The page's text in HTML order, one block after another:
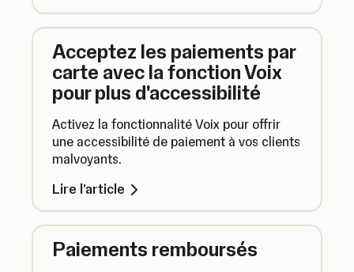
Acceptez les paiements par
carte avec la fonction Voix
pour plus d'accessibilité
Activez la fonctionnalité Voix pour offrir
une accessibilité de paiement à vos clients
malvoyants.
Lire l'article
Paiements remboursés